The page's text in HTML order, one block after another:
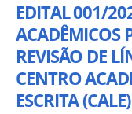
EDITAL 001/
ACADÊMICOS
REVISÃO DE
CENTRO
ESCRITA (CALE)